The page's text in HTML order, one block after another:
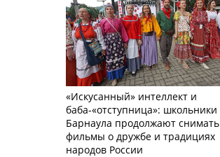
«Искусанный» интеллект и
баба-«отступница»: школьники
Барнаула продолжают снимать
фильмы о дружбе и традициях
народов России